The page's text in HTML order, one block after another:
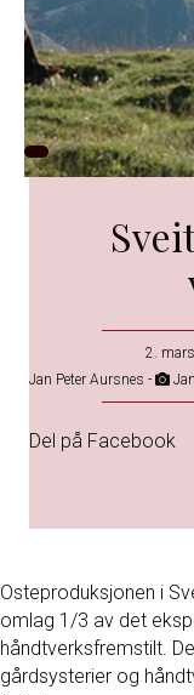
2.
Jan Peter Aursnes -
Del på Facebook
Osteproduksjonen i
omlag 1/3 av det
håndtverksfremstilt.
gårdsysterier og